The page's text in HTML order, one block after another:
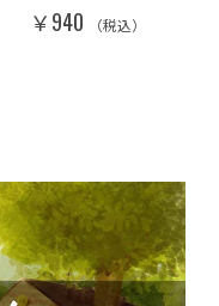
￥940 （税込）